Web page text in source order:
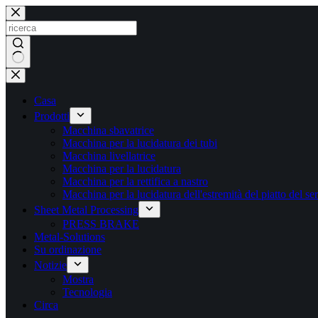
Salta
al
contenuto
Nessun
risultato
Casa
Prodotti
Macchina sbavatrice
Macchina per la lucidatura dei tubi
Macchina livellatrice
Macchina per la lucidatura
Macchina per la rettifica a nastro
Macchina per la lucidatura dell'estremità del piatto del
Sheet Metal Processing
PRESS BRAKE
Metal-Solutions
Su ordinazione
Notizie
Mostra
Tecnologia
Circa